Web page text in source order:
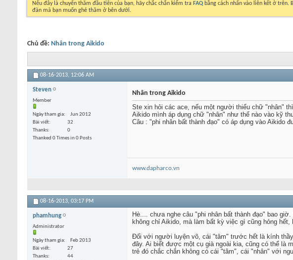
Nếu đây là chuyến thăm đầu tiên của bạn, hãy chắc chắn kiểm tra FAQ bằng cách nhấn vào liên kết ở trên.
đàn mà bạn muốn ghé thăm ở bên dưới.
Chủ đề: Nhân trong Aikido
08-16-2013, 12:06 AM
Steven
Member
Ngày tham gia
Jun 2012
Bài viết
32
Thanks
0
Thanked 0 Times in 0 Posts
Nhân trong Aikido
Ste xin hỏi các ace, nếu một người thiếu chữ "nhân"
Aikido mình áp dụng chữ "nhân" như thế nào vào kỹ
Câu : "phi nhân bất thành đạo" có áp dụng vào Aikido
www.dapharco.vn
08-16-2013, 03:17 PM
phamhung
Administrator
Ngày tham gia
Feb 2013
Bài viết
27
Thanks
44
Hè.... chưa nghe câu "phi nhân bất thành đạo" bao
không chỉ Aikido, mà làm bất kỳ việc gì cũng hỏng
Đối với người luyện võ, cái "tâm" trước hết là kính
đây. Ai biết được một cụ già ngoài kia, cũng có thể là
trẻ đó chắc chắn không có cái "tâm", cái "nhân" với